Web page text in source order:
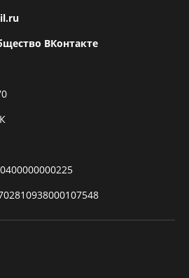
ВКонтакте